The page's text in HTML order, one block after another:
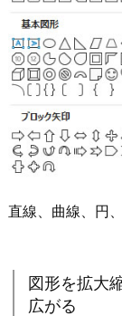
直線、曲線、円
図形を拡大
広がる